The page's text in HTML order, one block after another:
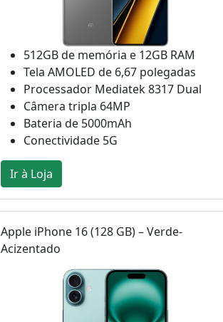
512GB de memória e 12GB RAM
Tela AMOLED de 6,67 polegadas
Processador Mediatek 8317 Dual
Câmera tripla 64MP
Bateria de 5000mAh
Conectividade 5G
Ir à Loja
Apple iPhone 16 (128 GB) – Verde-
Acizentado